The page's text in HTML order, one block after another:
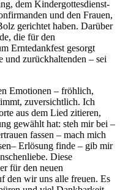
dem Kindergottesdienst-
und den Frauen,
gerichtet haben. Darüber
die für den
Erntedankfest gesorgt
und zurückhaltenden – sei
Emotionen – fröhlich,
zuversichtlich. Ich
aus dem Lied zitieren,
gewählt hat: steh mir bei –
fassen – mach mich
Erlösung finde – gib mir
Diese
für den neuen
den wir uns alle freuen. Es